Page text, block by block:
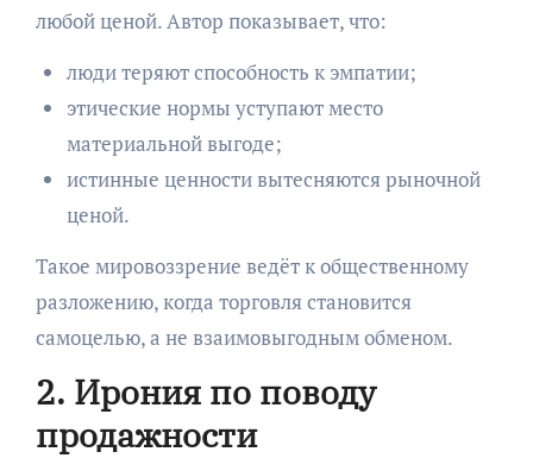
любой ценой. Автор показывает, что:
люди теряют способность к эмпатии;
этические нормы уступают место
материальной выгоде;
истинные ценности вытесняются рыночной
ценой.
Такое мировоззрение ведёт к общественному
разложению, когда торговля становится
самоцелью, а не взаимовыгодным обменом.
2. Ирония по поводу
продажности